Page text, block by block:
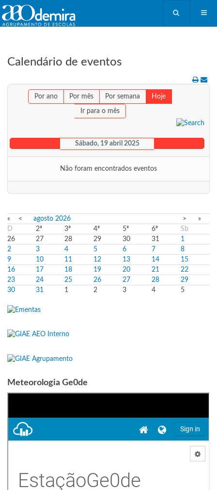
Calendário de eventos
Por ano Por mês Por semana Hoje
Ir para o mês
Sábado, 19 abril 2025
Não foram encontrados eventos
« < agosto 2026 >
»
D
2ª 3ª 4ª 5ª 6ª
Sb
26
27 28 29 30 31
1
2
3 4 5 6 7
8
9
10 11 12 13 14
15
16
17 18 19 20 21
22
23
24 25 26 27 28
29
30
31 1 2 3 4 5
Meteorologia Ge0de